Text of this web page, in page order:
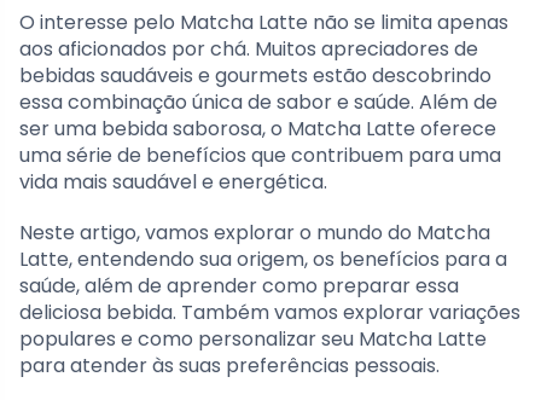
O interesse pelo Matcha Latte não se limita apenas
aos aficionados por chá. Muitos apreciadores de
bebidas saudáveis e gourmets estão descobrindo
essa combinação única de sabor e saúde. Além de
ser uma bebida saborosa, o Matcha Latte oferece
uma série de benefícios que contribuem para uma
vida mais saudável e energética.
Neste artigo, vamos explorar o mundo do Matcha
Latte, entendendo sua origem, os benefícios para a
saúde, além de aprender como preparar essa
deliciosa bebida. Também vamos explorar variações
populares e como personalizar seu Matcha Latte
para atender às suas preferências pessoais.